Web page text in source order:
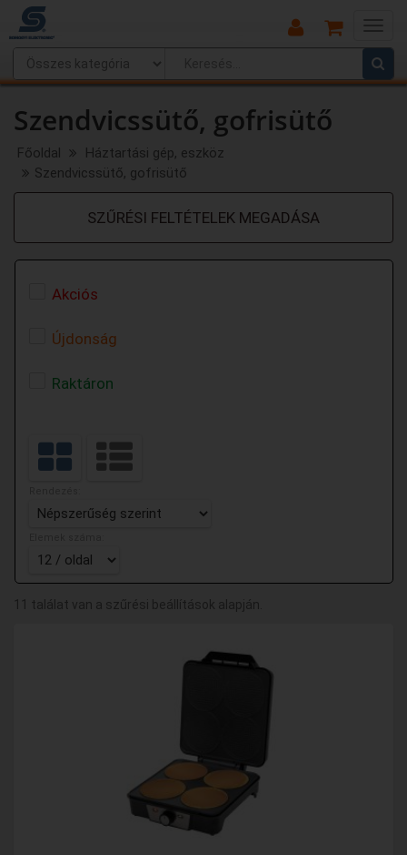
Main
Menu
Szendvicssütő, gofrisütő
Főoldal
Háztartási gép, eszköz
Szendvicssütő, gofrisütő
SZŰRÉSI FELTÉTELEK MEGADÁSA
Akciós
Újdonság
Raktáron
11 találat van a szűrési beállítások alapján.